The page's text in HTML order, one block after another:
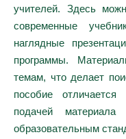
учителей. Здесь
современные
наглядные
программы.
темам, что делает
пособие отличается
подачей материала
образовательным